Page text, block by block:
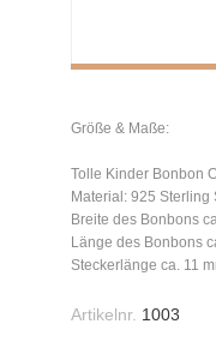
Größe & Maße:
Tolle Kinder Bonbon
Material: 925 Sterling
Breite des Bonbons
Länge des Bonbons
Steckerlänge ca. 11
Artikelnr. 1003